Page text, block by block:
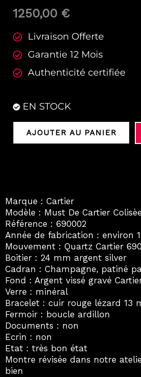
1250,00 €
Livraison Offerte
Garantie 12 Mois
Authenticité certifiée
EN STOCK
AJOUTER AU PANIER
Marque : Cartier
Modèle : Must De Cartier Colisèe
Référence : 690002
Année de fabrication : environ
Mouvement : Quartz Cartier 690
Boitier : 24 mm argent silver
Cadran : Champagne, patiné
Fond : Argent vissé gravé
Verre : minéral
Bracelet : cuir rouge lézard 13
Fermoir : boucle ardillon
Documents : non
Ecrin : non
Etat : très bon état
Montre révisée dans notre
bien